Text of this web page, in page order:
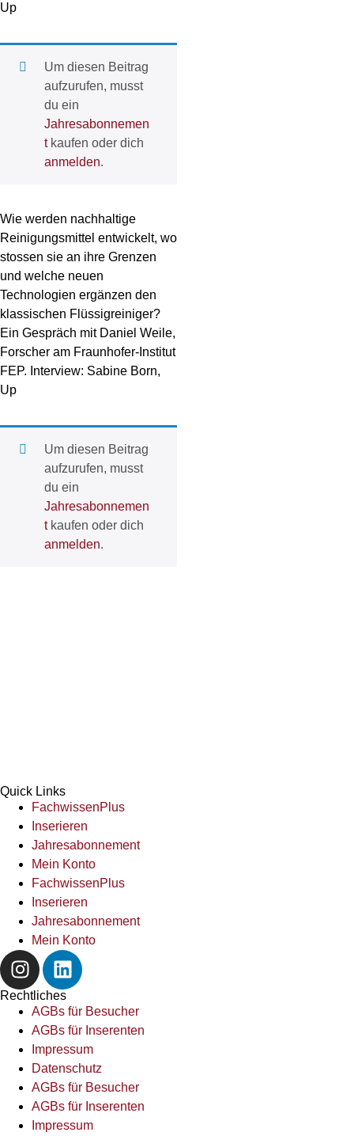
Up
Um diesen Beitrag
aufzurufen, musst
du ein
Jahresabonnemen
tkaufen oder dich
anmelden.
Wie werden nachhaltige
Reinigungsmittel entwickelt, wo
stossen sie an ihre Grenzen
und welche neuen
Technologien ergänzen den
klassischen Flüssigreiniger?
Ein Gespräch mit Daniel Weile,
Forscher am Fraunhofer-Institut
FEP. Interview: Sabine Born,
Up
Um diesen Beitrag
aufzurufen, musst
du ein
Jahresabonnemen
tkaufen oder dich
anmelden.
Quick Links
FachwissenPlus
Inserieren
Jahresabonnement
Mein Konto
FachwissenPlus
Inserieren
Jahresabonnement
Mein Konto
Rechtliches
AGBs für Besucher
AGBs für Inserenten
Impressum
Datenschutz
AGBs für Besucher
AGBs für Inserenten
Impressum